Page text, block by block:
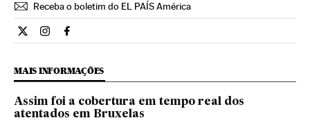
Receba o boletim do EL PAÍS América
Internacional El País Brasil en Twitter
Internacional El País Brasil en Instagram
Internacional El País Brasil en Facebook
MAIS INFORMAÇÕES
Assim foi a cobertura em tempo real dos
atentados em Bruxelas